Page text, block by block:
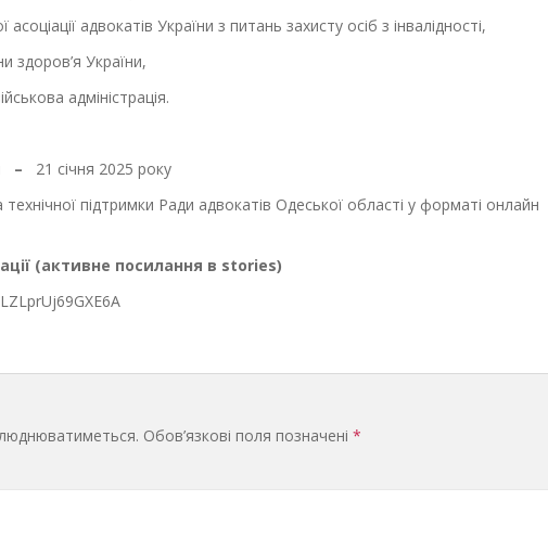
адвокатів України з питань захисту осіб з інвалідності,
здоров’я України,
адміністрація.
– 21 січня 2025 року
підтримки Ради адвокатів Одеської області у форматі онлайн
(активне посилання в stories)
Обов’язкові поля позначені *